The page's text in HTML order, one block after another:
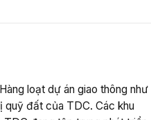
loạt dự án giao thông như
quỹ đất của TDC. Các khu